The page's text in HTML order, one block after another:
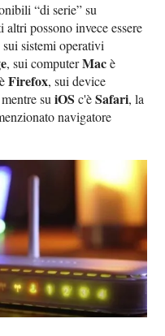
“di serie” su
possono invece essere
sistemi operativi
, sui computerMacè
Firefox, sui device
suiOS c'èSafari, la
navigatore